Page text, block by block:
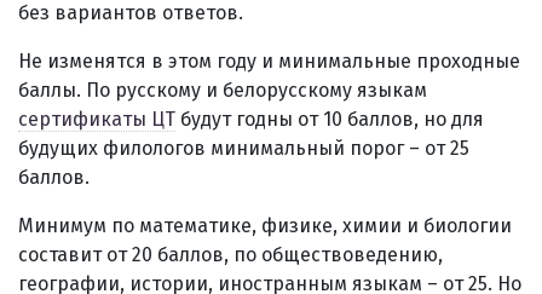
без вариантов ответов.
Не изменятся в этом году и минимальные проходные
баллы. По русскому и белорусскому языкам
сертификаты ЦТ будут годны от 10 баллов, но для
будущих филологов минимальный порог – от 25
баллов.
Минимум по математике, физике, химии и биологии
составит от 20 баллов, по обществоведению,
географии, истории, иностранным языкам – от 25. Но